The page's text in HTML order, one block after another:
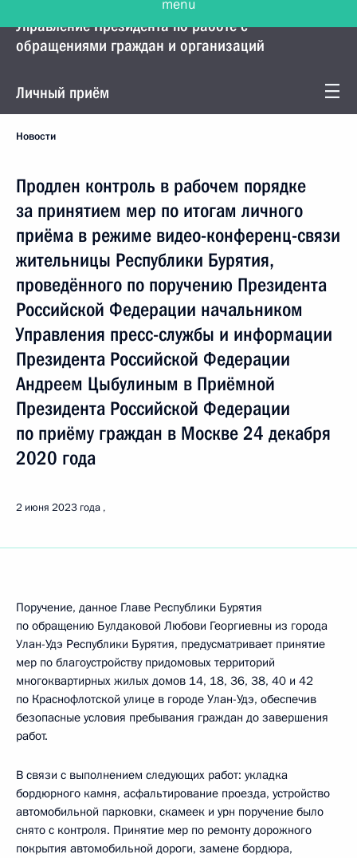
Управление Президента по работе с
обращениями граждан и организаций
Личный приём
Новости
Продлен контроль в рабочем порядке
за принятием мер по итогам личного
приёма в режиме видео-конференц-связи
жительницы Республики Бурятия,
проведённого по поручению Президента
Российской Федерации начальником
Управления пресс-службы и информации
Президента Российской Федерации
Андреем Цыбулиным в Приёмной
Президента Российской Федерации
по приёму граждан в Москве 24 декабря
2020 года
2 июня 2023 года
Поручение, данное Главе Республики Бурятия
по обращению Булдаковой Любови Георгиевны из города
Улан-Удэ Республики Бурятия, предусматривает принятие
мер по благоустройству придомовых территорий
многоквартирных жилых домов 14, 18, 36, 38, 40 и 42
по Краснофлотской улице в городе Улан-Удэ, обеспечив
безопасные условия пребывания граждан до завершения
работ.
В связи с выполнением следующих работ: укладка
бордюрного камня, асфальтирование проезда, устройство
автомобильной парковки, скамеек и урн поручение было
снято с контроля. Принятие мер по ремонту дорожного
покрытия автомобильной дороги, замене бордюра,